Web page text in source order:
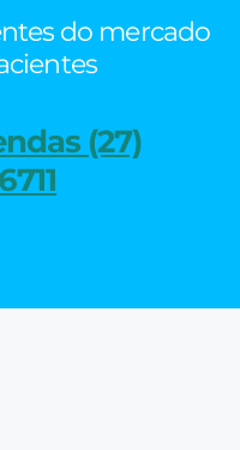
do mercado
(27)